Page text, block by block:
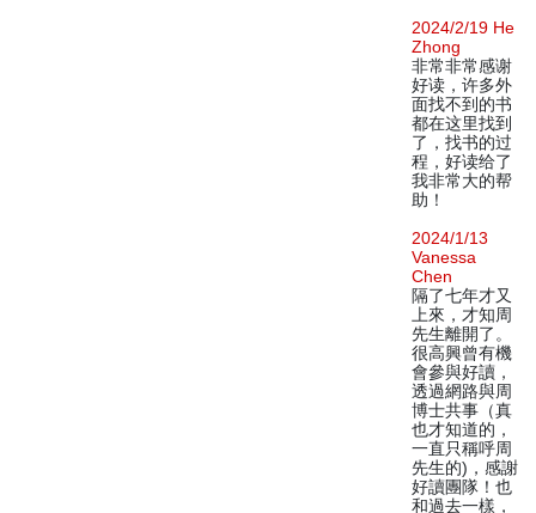
2024/2/19 He
Zhong
非常非常感谢
好读，许多外
面找不到的书
都在这里找到
了，找书的过
程，好读给了
我非常大的帮
助！
2024/1/13
Vanessa
Chen
隔了七年才又
上來，才知周
先生離開了。
很高興曾有機
會參與好讀，
透過網路與周
博士共事（真
也才知道的，
一直只稱呼周
先生的)，感謝
好讀團隊！也
和過去一樣，